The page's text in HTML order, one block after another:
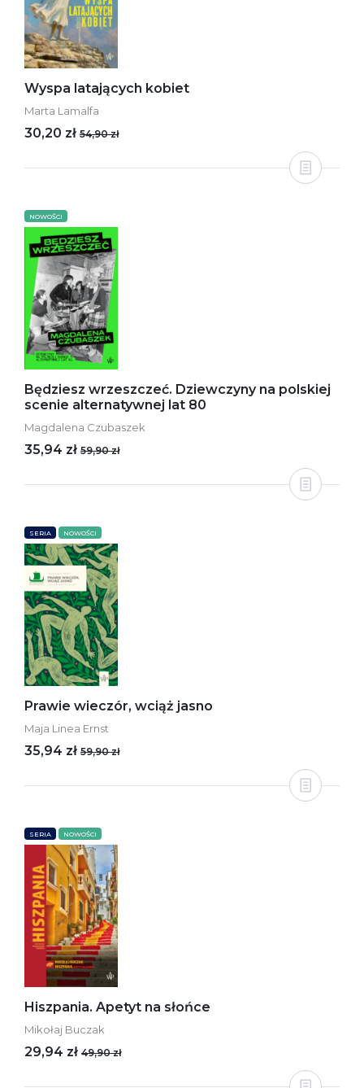
Wyspa latających kobiet
Marta Lamalfa
30,20 zł 54,90 zł
NOWOŚCI
Będziesz wrzeszczeć. Dziewczyny na polskiej
scenie alternatywnej lat 80
Magdalena Czubaszek
35,94 zł 59,90 zł
SERIA NOWOŚCI
Prawie wieczór, wciąż jasno
Maja Linea Ernst
35,94 zł 59,90 zł
SERIA NOWOŚCI
Hiszpania. Apetyt na słońce
Mikołaj Buczak
29,94 zł 49,90 zł